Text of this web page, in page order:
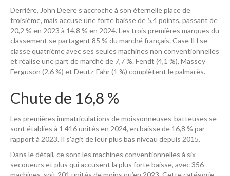
Derrière, John Deere s’accroche à son éternelle place de
troisième, mais accuse une forte baisse de 5,4 points, passant de
20,2 % en 2023 à 14,8 % en 2024. Les trois premières marques du
classement se partagent 85 % du marché français. Case IH se
classe quatrième avec ses seules machines non conventionnelles
et réalise une part de marché de 7,7 %. Fendt (4,1 %), Massey
Ferguson (2,6 %) et Deutz-Fahr (1 %) complètent le palmarès.
Chute de 16,8 %
Les premières immatriculations de moissonneuses-batteuses se
sont établies à 1 416 unités en 2024, en baisse de 16,8 % par
rapport à 2023. Il s’agit de leur plus bas niveau depuis 2015.
Dans le détail, ce sont les machines conventionnelles à six
secoueurs et plus qui accusent la plus forte baisse, avec 356